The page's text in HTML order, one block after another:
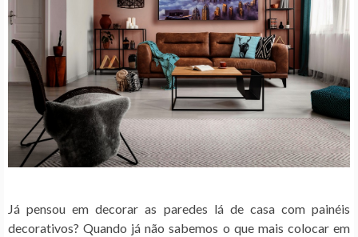
Já pensou em decorar as paredes lá de casa com painéis
decorativos? Quando já não sabemos o que mais colocar em